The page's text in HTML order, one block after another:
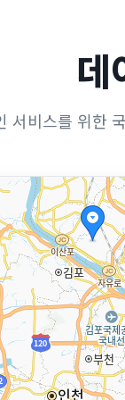
데
서비스를 위한